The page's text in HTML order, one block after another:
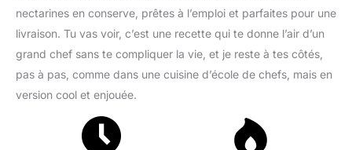
nectarines en conserve, prêtes à l’emploi et parfaites pour une
livraison. Tu vas voir, c’est une recette qui te donne l’air d’un
grand chef sans te compliquer la vie, et je reste à tes côtés,
pas à pas, comme dans une cuisine d’école de chefs, mais en
version cool et enjouée.